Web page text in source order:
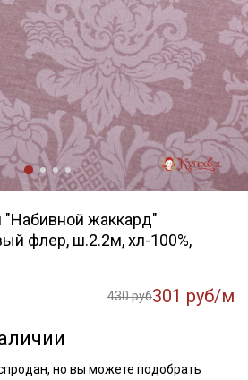
жаккард"
флер, ш.2.2м, хл-100%,
430 руб301 руб/м
но вы можете подобрать